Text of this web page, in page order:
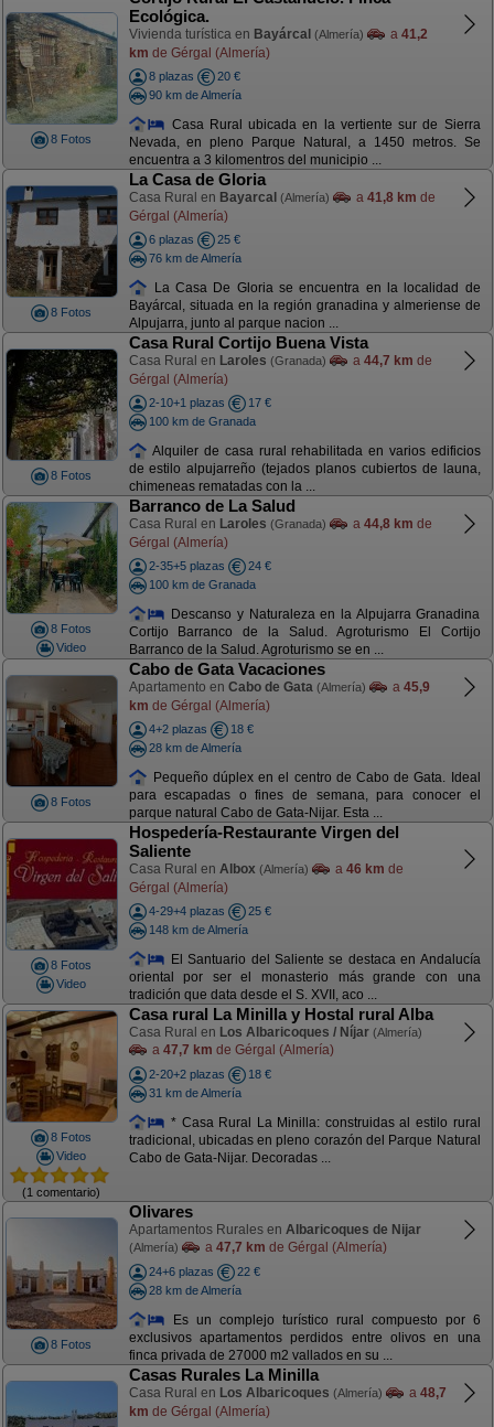
8 Fotos
Ecológica.
Vivienda turística en Bayárcal (Almería) a 41,2
km de Gérgal (Almería)
8 plazas
20 €
90 km de Almería
Casa Rural ubicada en la vertiente sur de Sierra
Nevada, en pleno Parque Natural, a 1450 metros. Se
encuentra a 3 kilomentros del municipio ...
8 Fotos
La Casa de Gloria
Casa Rural en Bayarcal (Almería) a 41,8 km de
Gérgal (Almería)
6 plazas
25 €
76 km de Almería
La Casa De Gloria se encuentra en la localidad de
Bayárcal, situada en la región granadina y almeriense de
Alpujarra, junto al parque nacion ...
8 Fotos
Casa Rural Cortijo Buena Vista
Casa Rural en Laroles (Granada) a 44,7 km de
Gérgal (Almería)
2-10+1 plazas
17 €
100 km de Granada
Alquiler de casa rural rehabilitada en varios edificios
de estilo alpujarreño (tejados planos cubiertos de launa,
chimeneas rematadas con la ...
8 Fotos
Video
Barranco de La Salud
Casa Rural en Laroles (Granada) a 44,8 km de
Gérgal (Almería)
2-35+5 plazas
24 €
100 km de Granada
Descanso y Naturaleza en la Alpujarra Granadina
Cortijo Barranco de la Salud. Agroturismo El Cortijo
Barranco de la Salud. Agroturismo se en ...
8 Fotos
Cabo de Gata Vacaciones
Apartamento en Cabo de Gata (Almería) a 45,9
km de Gérgal (Almería)
4+2 plazas
18 €
28 km de Almería
Pequeño dúplex en el centro de Cabo de Gata. Ideal
para escapadas o fines de semana, para conocer el
parque natural Cabo de Gata-Nijar. Esta ...
8 Fotos
Video
Hospedería-Restaurante Virgen del
Saliente
Casa Rural en Albox (Almería) a 46 km de
Gérgal (Almería)
4-29+4 plazas
25 €
148 km de Almería
El Santuario del Saliente se destaca en Andalucía
oriental por ser el monasterio más grande con una
tradición que data desde el S. XVII, aco ...
8 Fotos
Video
(1 comentario)
Casa rural La Minilla y Hostal rural Alba
Casa Rural en Los Albaricoques / Níjar (Almería)
a 47,7 km de Gérgal (Almería)
2-20+2 plazas
18 €
31 km de Almería
* Casa Rural La Minilla: construidas al estilo rural
tradicional, ubicadas en pleno corazón del Parque Natural
Cabo de Gata-Nijar. Decoradas ...
8 Fotos
Olivares
Apartamentos Rurales en Albaricoques de Nijar
(Almería) a 47,7 km de Gérgal (Almería)
24+6 plazas
22 €
28 km de Almería
Es un complejo turístico rural compuesto por 6
exclusivos apartamentos perdidos entre olivos en una
finca privada de 27000 m2 vallados en su ...
Casas Rurales La Minilla
Casa Rural en Los Albaricoques (Almería) a 48,7
km de Gérgal (Almería)